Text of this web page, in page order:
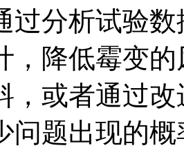
过分析试验
，降低霉变
，或者通过
问题出现的概